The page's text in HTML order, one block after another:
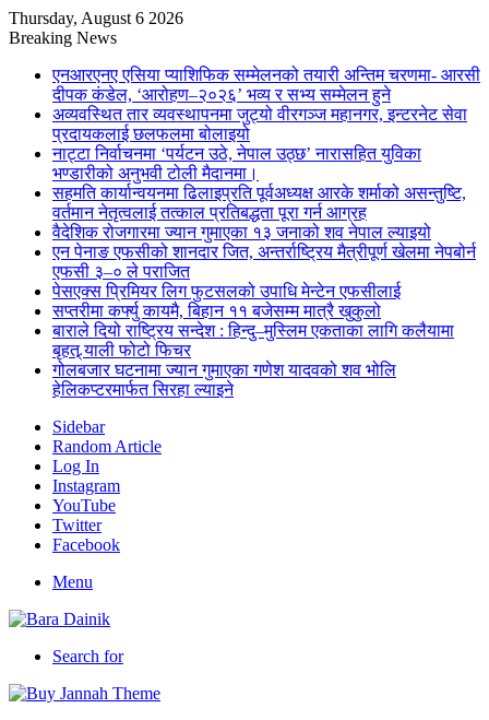
Thursday, August 6 2026
Breaking News
एनआरएनए एसिया प्याशिफिक सम्मेलनको तयारी अन्तिम चरणमा- आरसी
दीपक कंडेल, ‘आरोहण–२०२६’ भव्य र सभ्य सम्मेलन हुने
अव्यवस्थित तार व्यवस्थापनमा जुट्यो वीरगञ्ज महानगर, इन्टरनेट सेवा
प्रदायकलाई छलफलमा बोलाइयो
नाट्टा निर्वाचनमा ‘पर्यटन उठे, नेपाल उठ्छ’ नारासहित युविका
भण्डारीको अनुभवी टोली मैदानमा।
सहमति कार्यान्वयनमा ढिलाइप्रति पूर्वअध्यक्ष आरके शर्माको असन्तुष्टि,
वर्तमान नेतृत्वलाई तत्काल प्रतिबद्धता पूरा गर्न आग्रह
वैदेशिक रोजगारमा ज्यान गुमाएका १३ जनाको शव नेपाल ल्याइयो
एन पेनाङ एफसीको शानदार जित, अन्तर्राष्ट्रिय मैत्रीपूर्ण खेलमा नेपबोर्न
एफसी ३–० ले पराजित
पेसएक्स प्रिमियर लिग फुटसलको उपाधि मेन्टेन एफसीलाई
सप्तरीमा कर्फ्यु कायमै, बिहान ११ बजेसम्म मात्रै खुकुलो
बाराले दियो राष्ट्रिय सन्देश : हिन्दु–मुस्लिम एकताका लागि कलैयामा
बृहत् र्‍याली फोटो फिचर
गोलबजार घटनामा ज्यान गुमाएका गणेश यादवको शव भोलि
हेलिकप्टरमार्फत सिरहा ल्याइने
Sidebar
Random Article
Log In
Instagram
YouTube
Twitter
Facebook
Menu
Search for